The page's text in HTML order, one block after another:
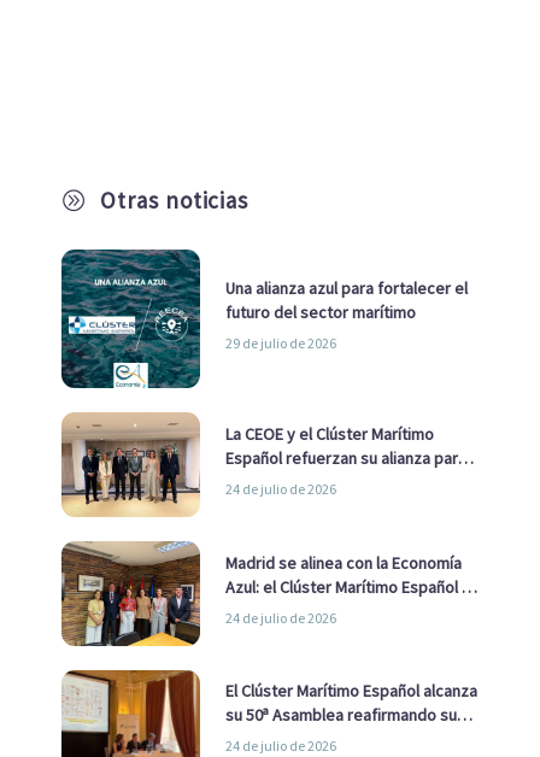
A Otras noticias
Una alianza azul para fortalecer el
futuro del sector marítimo
29 de julio de 2026
La CEOE y el Clúster Marítimo
Español refuerzan su alianza para
impulsar una estrategia Nacional
24 de julio de 2026
Madrid se alinea con la Economía
Azul: el Clúster Marítimo Español y
la Real Liga Naval avanzan alianzas
24 de julio de 2026
El Clúster Marítimo Español alcanza
su 50ª Asamblea reafirmando su
liderazgo en la Economía Azul
24 de julio de 2026